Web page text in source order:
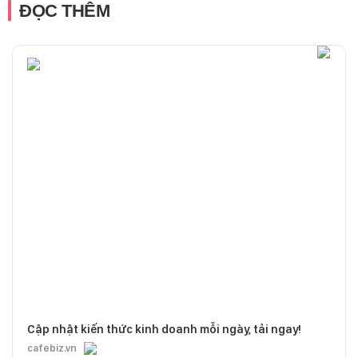
ĐỌC THÊM
Cập nhật kiến thức kinh doanh mỗi ngày, tải ngay!
cafebiz.vn